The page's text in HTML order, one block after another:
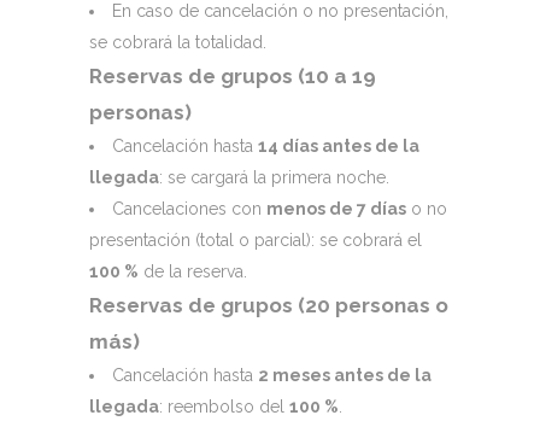
En caso de cancelación o no presentación,
se cobrará la totalidad.
Reservas de grupos (10 a 19
personas)
Cancelación hasta 14 días antes de la
llegada: se cargará la primera noche.
Cancelaciones con menos de 7 días o no
presentación (total o parcial): se cobrará el
100 % de la reserva.
Reservas de grupos (20 personas o
más)
Cancelación hasta 2 meses antes de la
llegada: reembolso del 100 %